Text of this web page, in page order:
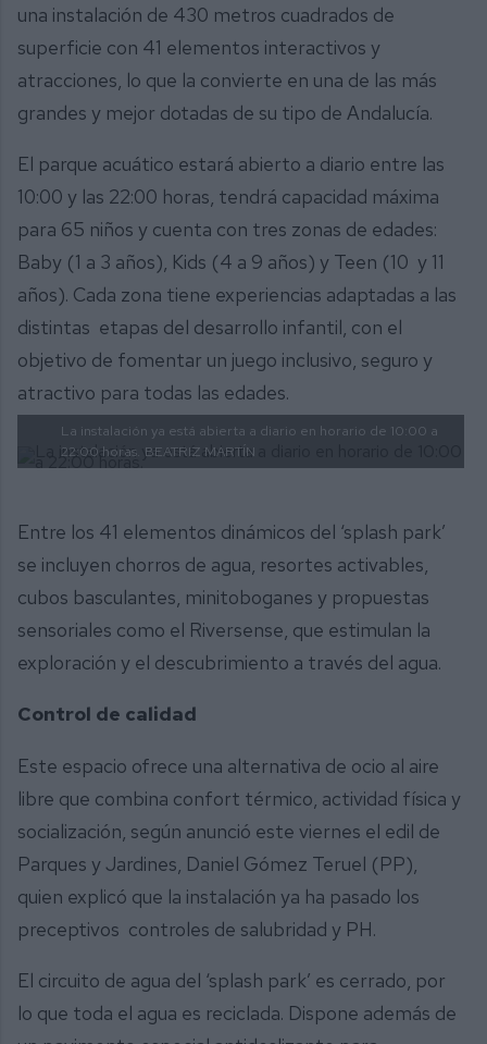
una instalación de 430 metros cuadrados de
superficie con 41 elementos interactivos y
atracciones, lo que la convierte en una de las más
grandes y mejor dotadas de su tipo de Andalucía.
El parque acuático estará abierto a diario entre las
10:00 y las 22:00 horas, tendrá capacidad máxima
para 65 niños y cuenta con tres zonas de edades:
Baby (1 a 3 años), Kids (4 a 9 años) y Teen (10 y 11
años). Cada zona tiene experiencias adaptadas a las
distintas etapas del desarrollo infantil, con el
objetivo de fomentar un juego inclusivo, seguro y
atractivo para todas las edades.
La instalación ya está abierta a diario en horario de 10:00 a
22:00 horas. BEATRIZ MARTÍN
Entre los 41 elementos dinámicos del ‘splash park’
se incluyen chorros de agua, resortes activables,
cubos basculantes, minitoboganes y propuestas
sensoriales como el Riversense, que estimulan la
exploración y el descubrimiento a través del agua.
Control de calidad
Este espacio ofrece una alternativa de ocio al aire
libre que combina confort térmico, actividad física y
socialización, según anunció este viernes el edil de
Parques y Jardines, Daniel Gómez Teruel (PP),
quien explicó que la instalación ya ha pasado los
preceptivos controles de salubridad y PH.
El circuito de agua del ‘splash park’ es cerrado, por
lo que toda el agua es reciclada. Dispone además de